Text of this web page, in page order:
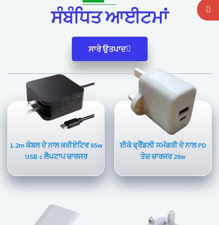
ਸੰਬੰਧਿਤ ਆਈਟਮਾਂ
ਸਾਰੇ ਉਤਪਾਦ
1.2m ਕੇਬਲ ਦੇ ਨਾਲ ਕਰੀਏਟਿਵ 65w
USB c ਲੈਪਟਾਪ ਚਾਰਜਰ
ਈਕੋ ਫ੍ਰੈਂਡਲੀ ਸਮੱਗਰੀ ਦੇ ਨਾਲ PD
ਤੇਜ਼ ਚਾਰਜਰ 20w